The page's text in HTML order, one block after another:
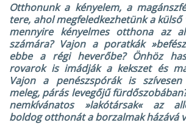
Otthonunk a kényelem, a
tere, ahol megfeledkezhetünk a külső
mennyire kényelmes otthona az
számára? Vajon a poratkák
ebbe a régi heverőbe? Önhöz
rovarok is imádják a kekszet és
Vajon a penészspórák is
meleg, párás levegőjű
nemkívánatos »lakótársak« az
boldog otthonát a borzalmak házává